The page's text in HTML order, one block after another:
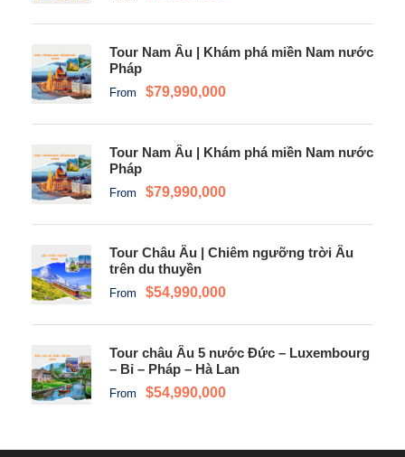
Tour Nam Âu | Khám phá miền Nam nước
Pháp
From $79,990,000
Tour Nam Âu | Khám phá miền Nam nước
Pháp
From $79,990,000
Tour Châu Âu | Chiêm ngưỡng trời Âu
trên du thuyền
From $54,990,000
Tour châu Âu 5 nước Đức – Luxembourg
– Bỉ – Pháp – Hà Lan
From $54,990,000